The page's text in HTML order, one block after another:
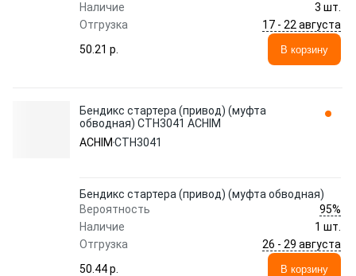
Наличие
3 шт.
Отгрузка
17 - 22 августа
50.21 p.
В корзину
Бендикс стартера (привод) (муфта
обводная) CTH3041 ACHIM
ACHIM CTH3041
Бендикс стартера (привод) (муфта обводная)
Вероятность
95%
Наличие
1 шт.
Отгрузка
26 - 29 августа
50.44 p.
В корзину